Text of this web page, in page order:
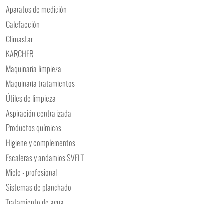
Aparatos de medición
Calefacción
Climastar
KARCHER
Maquinaria limpieza
Maquinaria tratamientos
Útiles de limpieza
Aspiración centralizada
Productos químicos
Higiene y complementos
Escaleras y andamios SVELT
Miele - profesional
Sistemas de planchado
Tratamiento de agua